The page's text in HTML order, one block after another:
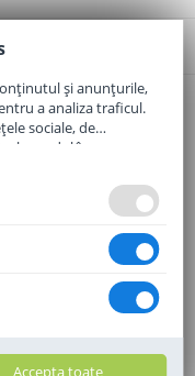
și anunțurile,
a analiza traficul.
sociale, de
la modul în care
cu alte informații
Accepta toate